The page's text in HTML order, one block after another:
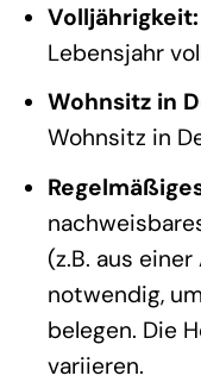
Volljährigkeit:
Lebensjahr
Wohnsitz in
Wohnsitz in
(z.B. aus
notwendig,
belegen. Die
variieren.